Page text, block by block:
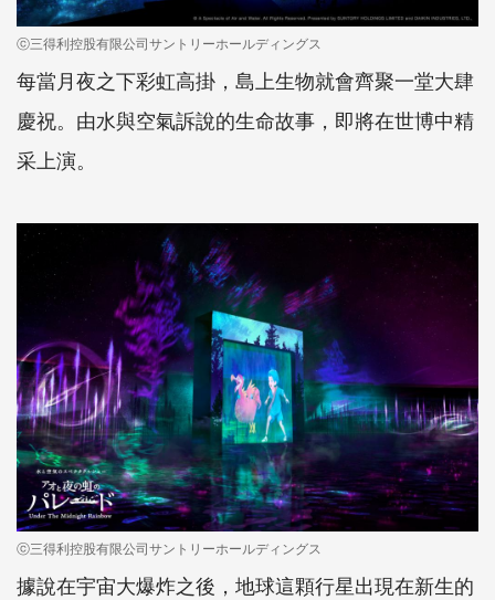
ⓒ三得利控股有限公司サントリーホールディングス
每當月夜之下彩虹高掛，島上生物就會齊聚一堂大肆
慶祝。由水與空氣訴說的生命故事，即將在世博中精
采上演。
ⓒ三得利控股有限公司サントリーホールディングス
據說在宇宙大爆炸之後，地球這顆行星出現在新生的